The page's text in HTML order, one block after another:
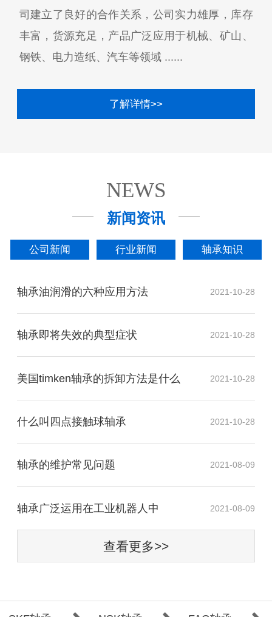
司建立了良好的合作关系，公司实力雄厚，库存
丰富，货源充足，产品广泛应用于机械、矿山、
钢铁、电力造纸、汽车等领域 ......
了解详情>>
NEWS
新闻资讯
公司新闻 行业新闻 轴承知识
轴承油润滑的六种应用方法 2021-10-28
轴承即将失效的典型症状 2021-10-28
美国timken轴承的拆卸方法是什么 2021-10-28
什么叫四点接触球轴承 2021-10-28
轴承的维护常见问题 2021-08-09
​轴承广泛运用在工业机器人中 2021-08-09
查看更多>>